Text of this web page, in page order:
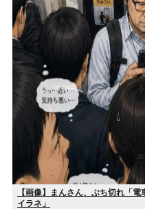
【画像】まんさん、ぶち切れ「
イラネ」